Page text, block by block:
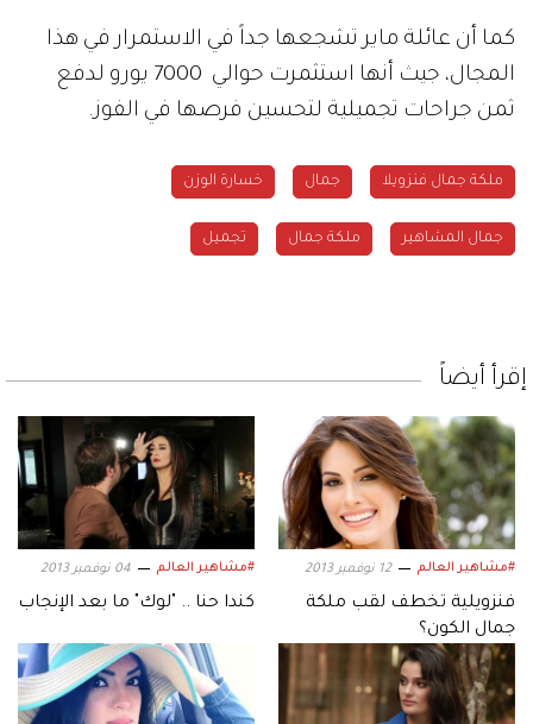
كما أن عائلة ماير تشجعها جداً في الاستمرار في هذا
المجال، جيث أنها استثمرت حوالي 7000 يورو لدفع
ثمن جراحات تجميلية لتحسين فرصها في الفوز.
ملكة جمال فنزويلا جمال خسارة الوزن
جمال المشاهير ملكة جمال تجميل
إقرأ أيضاً
#مشاهير العالم 12 نوفمبر 2013
فنزويلية تخطف لقب ملكة
جمال الكون؟
#مشاهير العالم 04 نوفمبر 2013
كندا حنا .. "لوك" ما بعد الإنجاب